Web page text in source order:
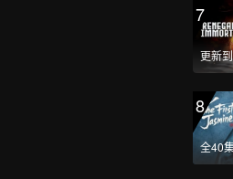
7
更新
8
全40